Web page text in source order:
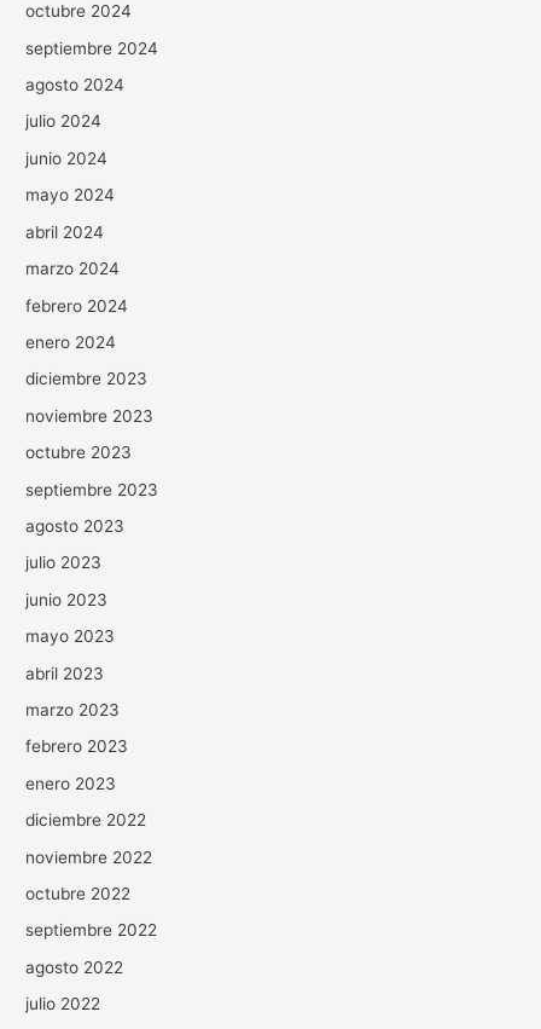
octubre 2024
septiembre 2024
agosto 2024
julio 2024
junio 2024
mayo 2024
abril 2024
marzo 2024
febrero 2024
enero 2024
diciembre 2023
noviembre 2023
octubre 2023
septiembre 2023
agosto 2023
julio 2023
junio 2023
mayo 2023
abril 2023
marzo 2023
febrero 2023
enero 2023
diciembre 2022
noviembre 2022
octubre 2022
septiembre 2022
agosto 2022
julio 2022